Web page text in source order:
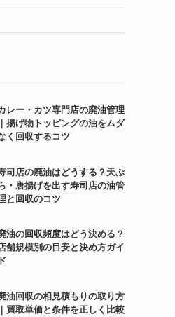
レー・カツ専門店の廃油管理
｜揚げ物トッピングの油をムダ
く回収するコツ
司店の廃油はどうする？天ぷ
・唐揚げを出す寿司店の油管
と回収のコツ
油の回収頻度はどう決める？
舗規模別の目安と決め方ガイ
ド
油回収の相見積もりの取り方
｜買取単価と条件を正しく比較